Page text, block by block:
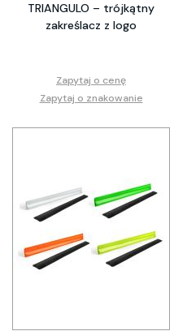
TRIANGULO – trójkątny
zakreślacz z logo
Zapytaj o cenę
Zapytaj o znakowanie